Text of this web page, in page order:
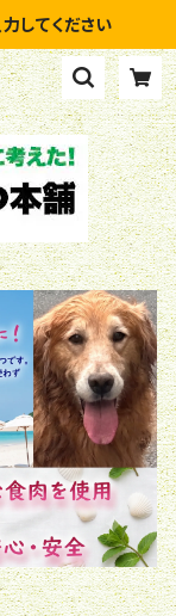
してください